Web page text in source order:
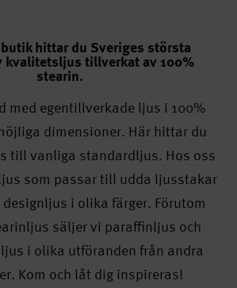
hittar du Sveriges största
kvalitetsljus tillverkat av 100%
stearin.
med egentillverkade ljus i 100%
dimensioner. Här hittar du
till vanliga standardljus. Hos oss
som passar till udda ljusstakar
i olika färger. Förutom
säljer vi paraffinljus och
i olika utföranden från andra
Kom och låt dig inspireras!